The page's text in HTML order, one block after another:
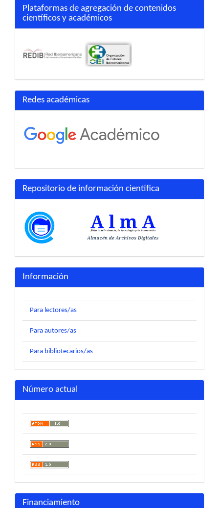
Plataformas de agregación de contenidos
científicos y académicos
Redes académicas
Repositorio de información científica
Información
Para lectores/as
Para autores/as
Para bibliotecarios/as
Número actual
Financiamiento